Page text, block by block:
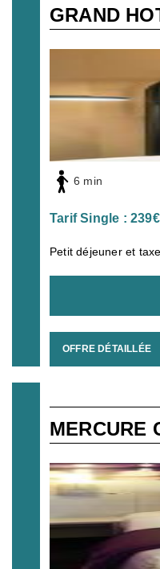
GRAND
6 min
Tarif Single : 239€
Petit déjeuner et
OFFRE DÉTAILLÉE
MERCURE